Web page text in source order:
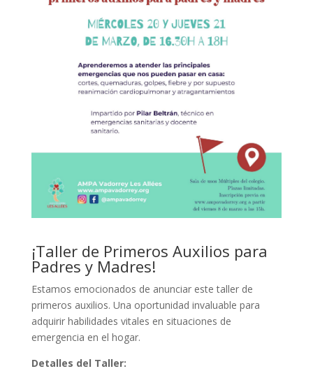
¡Taller de Primeros Auxilios para
Padres y Madres!
Estamos emocionados de anunciar este taller de
primeros auxilios. Una oportunidad invaluable para
adquirir habilidades vitales en situaciones de
emergencia en el hogar.
Detalles del Taller: